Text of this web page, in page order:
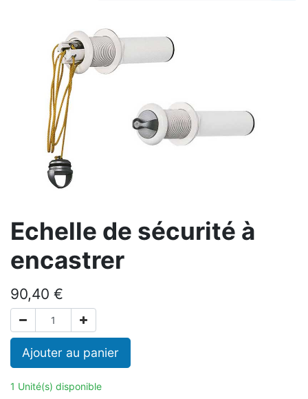
Echelle de sécurité à
encastrer
90,40 €
Ajouter au panier
1 Unité(s) disponible